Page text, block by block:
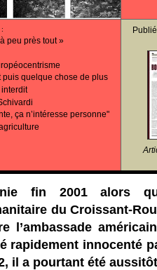
:
peu près tout »
puis quelque chose de plus
interdit
ça n’intéresse personne"
fin 2001 alors
du Croissant-
l’ambassade
rapidement innocenté
il a pourtant été